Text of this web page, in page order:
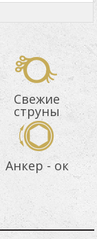
Свежие
струны
Анкер - ок